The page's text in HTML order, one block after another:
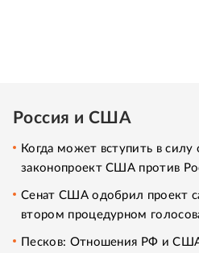
Россия и США
Когда может вступить в силу
законопроект США против
Сенат США одобрил проект
втором процедурном
Песков: Отношения РФ и США